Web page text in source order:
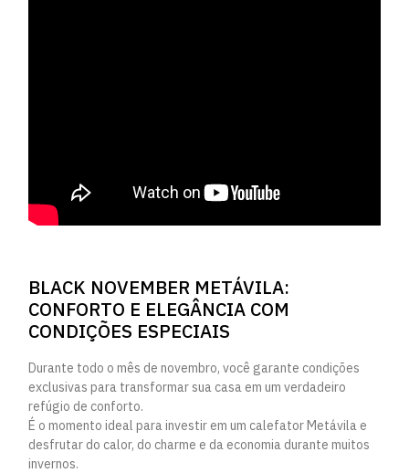
BLACK NOVEMBER METÁVILA:
CONFORTO E ELEGÂNCIA COM
CONDIÇÕES ESPECIAIS
Durante todo o mês de novembro, você garante condições
exclusivas para transformar sua casa em um verdadeiro
refúgio de conforto.
É o momento ideal para investir em um calefator Metávila e
desfrutar do calor, do charme e da economia durante muitos
invernos.